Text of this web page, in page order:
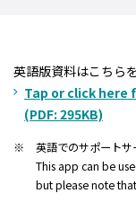
英語版資料はこちら
Tap or click here
(PDF: 295KB)
※
英語でのサポートサ
This app can be
but please note